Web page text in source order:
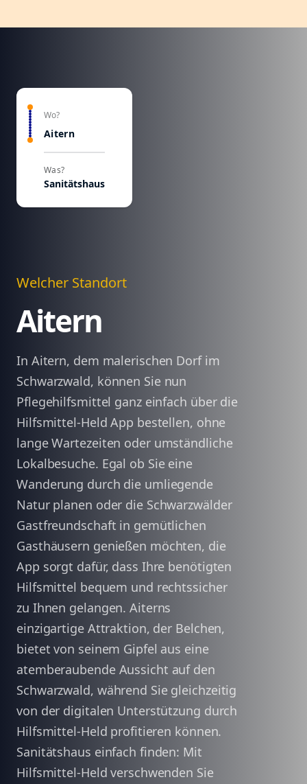
Wo?
Aitern
Was?
Sanitätshaus
Welcher Standort
Aitern
In Aitern, dem malerischen Dorf im
Schwarzwald, können Sie nun
Pflegehilfsmittel ganz einfach über die
Hilfsmittel-Held App bestellen, ohne
lange Wartezeiten oder umständliche
Lokalbesuche. Egal ob Sie eine
Wanderung durch die umliegende
Natur planen oder die Schwarzwälder
Gastfreundschaft in gemütlichen
Gasthäusern genießen möchten, die
App sorgt dafür, dass Ihre benötigten
Hilfsmittel bequem und rechtssicher
zu Ihnen gelangen. Aiterns
einzigartige Attraktion, der Belchen,
bietet von seinem Gipfel aus eine
atemberaubende Aussicht auf den
Schwarzwald, während Sie gleichzeitig
von der digitalen Unterstützung durch
Hilfsmittel-Held profitieren können.
Sanitätshaus einfach finden: Mit
Hilfsmittel-Held verschwenden Sie